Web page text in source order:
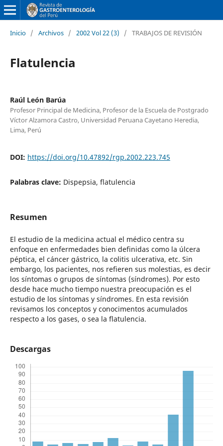
Inicio / Archivos / 2002 Vol 22 (3) / TRABAJOS DE REVISIÓN
Flatulencia
Raúl León Barúa
Profesor Principal de Medicina, Profesor de la Escuela de Postgrado
Víctor Alzamora Castro, Universidad Peruana Cayetano Heredia,
Lima, Perú
DOI: https://doi.org/10.47892/rgp.2002.223.745
Palabras clave: Dispepsia, flatulencia
Resumen
El estudio de la medicina actual el médico centra su
enfoque en enfermedades bien definidas como la úlcera
péptica, el cáncer gástrico, la colitis ulcerativa, etc. Sin
embargo, los pacientes, nos refieren sus molestias, es decir
los síntomas o grupos de síntomas (síndromes). Por esto
desde hace mucho tiempo nuestra preocupación es el
estudio de los síntomas y síndromes. En esta revisión
revisamos los conceptos y conocimentos acumulados
respecto a los gases, o sea la flatulencia.
Descargas